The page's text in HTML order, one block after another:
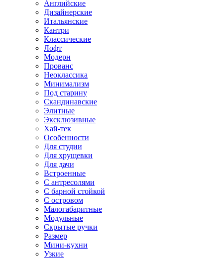
Английские
Дизайнерские
Итальянские
Кантри
Классические
Лофт
Модерн
Прованс
Неоклассика
Минимализм
Под старину
Скандинавские
Элитные
Эксклюзивные
Хай-тек
Особенности
Для студии
Для хрущевки
Для дачи
Встроенные
С антресолями
С барной стойкой
С островом
Малогабаритные
Модульные
Скрытые ручки
Размер
Мини-кухни
Узкие